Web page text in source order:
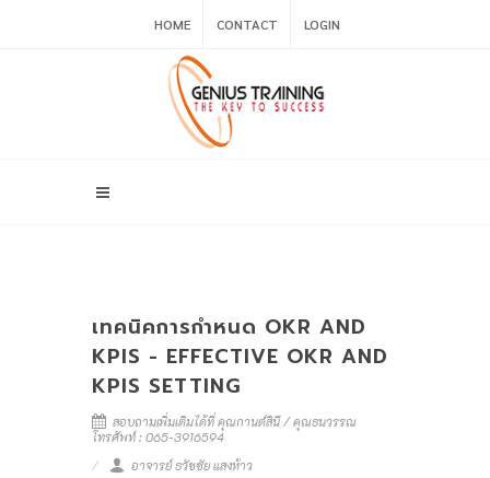
HOME CONTACT LOGIN
เทคนิคการกำหนด OKR AND
KPIS - EFFECTIVE OKR AND
KPIS SETTING
สอบถามเพิ่มเติมได้ที่ คุณกานต์สินี / คุณธนวรรณ
โทรศัพท์ : 065-3916594
อาจารย์ ธวัชชัย แสงห้าว